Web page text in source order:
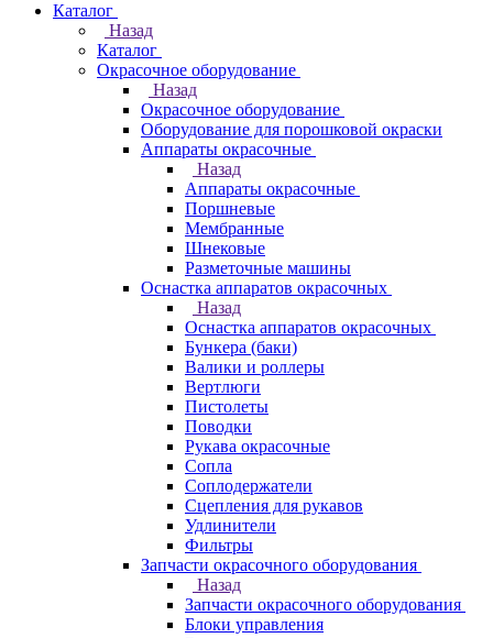
Каталог
Назад
Каталог
Окрасочное оборудование
Назад
Окрасочное оборудование
Оборудование для порошковой окраски
Аппараты окрасочные
Назад
Аппараты окрасочные
Поршневые
Мембранные
Шнековые
Разметочные машины
Оснастка аппаратов окрасочных
Назад
Оснастка аппаратов окрасочных
Бункера (баки)
Валики и роллеры
Вертлюги
Пистолеты
Поводки
Рукава окрасочные
Сопла
Соплодержатели
Сцепления для рукавов
Удлинители
Фильтры
Запчасти окрасочного оборудования
Назад
Запчасти окрасочного оборудования
Блоки управления